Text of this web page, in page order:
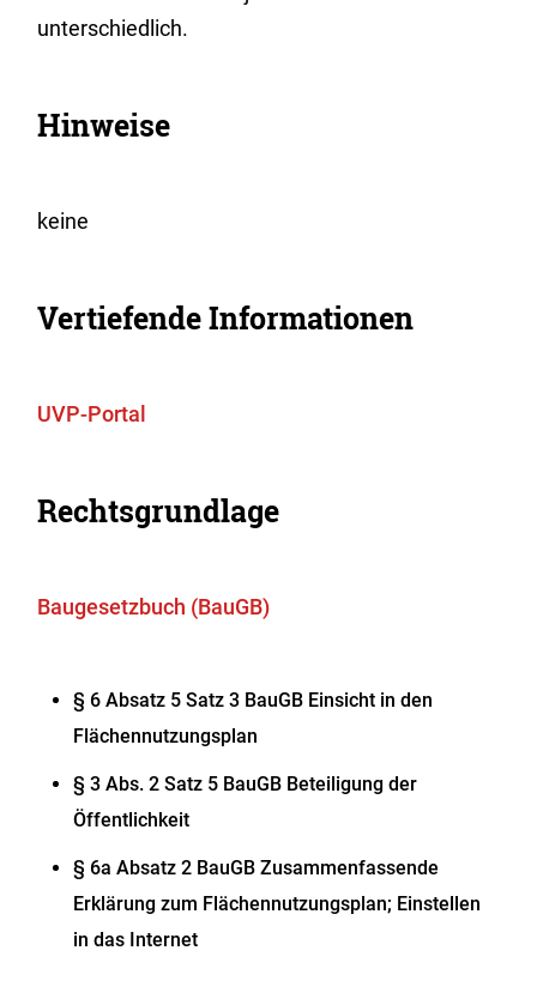
unterschiedlich.
Hinweise
keine
Vertiefende Informationen
UVP-Portal
Rechtsgrundlage
Baugesetzbuch (BauGB)
§ 6 Absatz 5 Satz 3 BauGB Einsicht in den
Flächennutzungsplan
§ 3 Abs. 2Satz 5 BauGB Beteiligung der
Öffentlichkeit
§ 6a Absatz 2 BauGB Zusammenfassende
Erklärung zum Flächennutzungsplan; Einstellen
in das Internet